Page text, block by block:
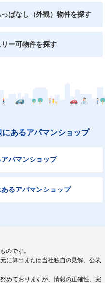
ぱなし（外観）物件を探す
ー可物件を探す
あるアパマンショップ
アパマンショップ
るアパマンショップ
のです。
に算出または当社独自の見解、公表
めておりますが、情報の正確性、完